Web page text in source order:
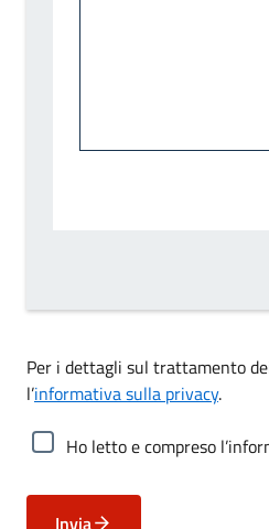
Per i dettagli sul trattamento
l’informativa sulla privacy.
Ho letto e compreso
Invia